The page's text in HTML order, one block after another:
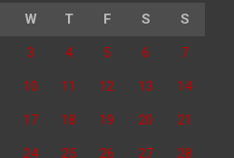
W T F S S
3 4 5 6 7
10 11 12 13 14
17 18 19 20 21
24 25 26 27 28